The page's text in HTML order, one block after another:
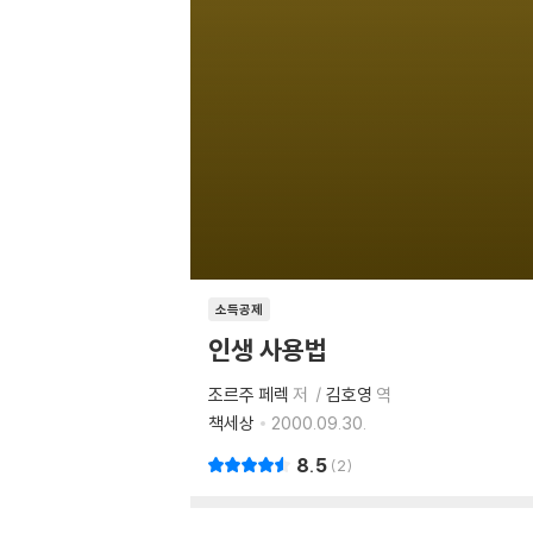
소득공제
인생 사용법
조르주 페렉 저 김호영 역
책세상
2000.09.30.
8.5 2